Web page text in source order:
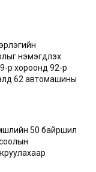
нэмэгдүүлэх
р хороонд 92-р
62 автомашины
50 байршил